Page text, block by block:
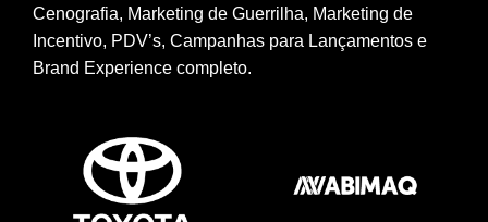
Cenografia, Marketing de Guerrilha, Marketing de
Incentivo, PDV’s, Campanhas para Lançamentos e
Brand Experience completo.